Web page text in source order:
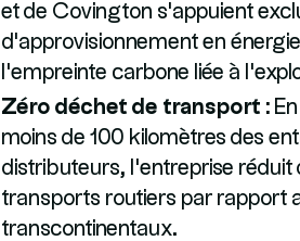
et de Covington s'appuient
d'approvisionnement en
l'empreinte carbone liée à
Zéro déchet de transport :
moins de 100 kilomètres des
distributeurs, l'entreprise
transports routiers par rapport
transcontinentaux.